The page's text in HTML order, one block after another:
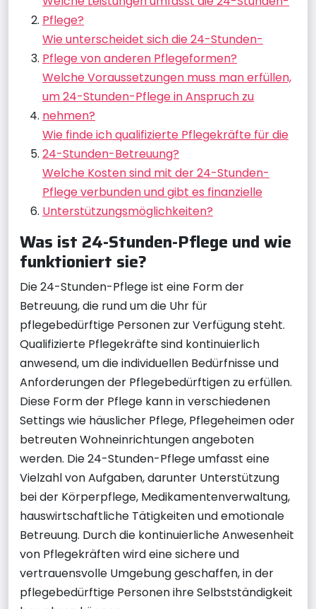
Pflege?
Wie unterscheidet sich die 24-Stunden-
Pflege von anderen Pflegeformen?
Welche Voraussetzungen muss man erfüllen,
um 24-Stunden-Pflege in Anspruch zu
nehmen?
Wie finde ich qualifizierte Pflegekräfte für die
24-Stunden-Betreuung?
Welche Kosten sind mit der 24-Stunden-
Pflege verbunden und gibt es finanzielle
Unterstützungsmöglichkeiten?
Was ist 24-Stunden-Pflege und wie
funktioniert sie?
Die 24-Stunden-Pflege ist eine Form der
Betreuung, die rund um die Uhr für
pflegebedürftige Personen zur Verfügung steht.
Qualifizierte Pflegekräfte sind kontinuierlich
anwesend, um die individuellen Bedürfnisse und
Anforderungen der Pflegebedürftigen zu erfüllen.
Diese Form der Pflege kann in verschiedenen
Settings wie häuslicher Pflege, Pflegeheimen oder
betreuten Wohneinrichtungen angeboten
werden. Die 24-Stunden-Pflege umfasst eine
Vielzahl von Aufgaben, darunter Unterstützung
bei der Körperpflege, Medikamentenverwaltung,
hauswirtschaftliche Tätigkeiten und emotionale
Betreuung. Durch die kontinuierliche Anwesenheit
von Pflegekräften wird eine sichere und
vertrauensvolle Umgebung geschaffen, in der
pflegebedürftige Personen ihre Selbstständigkeit